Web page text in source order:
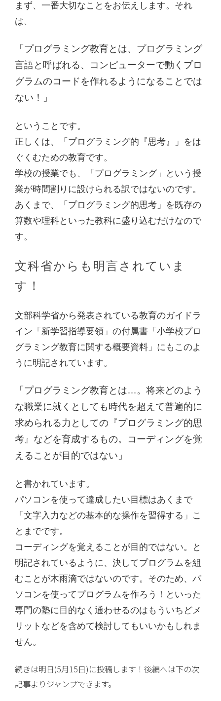
まず、一番大切なことをお伝えします。それ
は、
「プログラミング教育とは、プログラミング
言語と呼ばれる、コンピューターで動くプロ
グラムのコードを作れるようになることでは
ない！」
ということです。
正しくは、「プログラミング的『思考』」をは
ぐくむための教育です。
学校の授業でも、「プログラミング」という授
業が時間割りに設けられる訳ではないのです。
あくまで、「プログラミング的思考」を既存の
算数や理科といった教科に盛り込むだけなので
す。
文科省からも明言されていま
す！
文部科学省から発表されている教育のガイドラ
イン「新学習指導要領」の付属書「小学校プロ
グラミング教育に関する概要資料」にもこのよ
うに明記されています。
「プログラミング教育とは…。将来どのよう
な職業に就くとしても時代を超えて普遍的に
求められる力としての『プログラミング的思
考』などを育成するもの。コーディングを覚
えることが目的ではない」
と書かれています。
パソコンを使って達成したい目標はあくまで
「文字入力などの基本的な操作を習得する」こ
とまでです。
コーディングを覚えることが目的ではない。と
明記されているように、決してプログラムを組
むことが木雨滴ではないのです。そのため、パ
ソコンを使ってプログラムを作ろう！といった
専門の塾に目的なく通わせるのはもういちどメ
リットなどを含めて検討してもいいかもしれま
せん。
続きは明日(5月15日)に投稿します！後編へは下の次
記事よりジャンプできます。